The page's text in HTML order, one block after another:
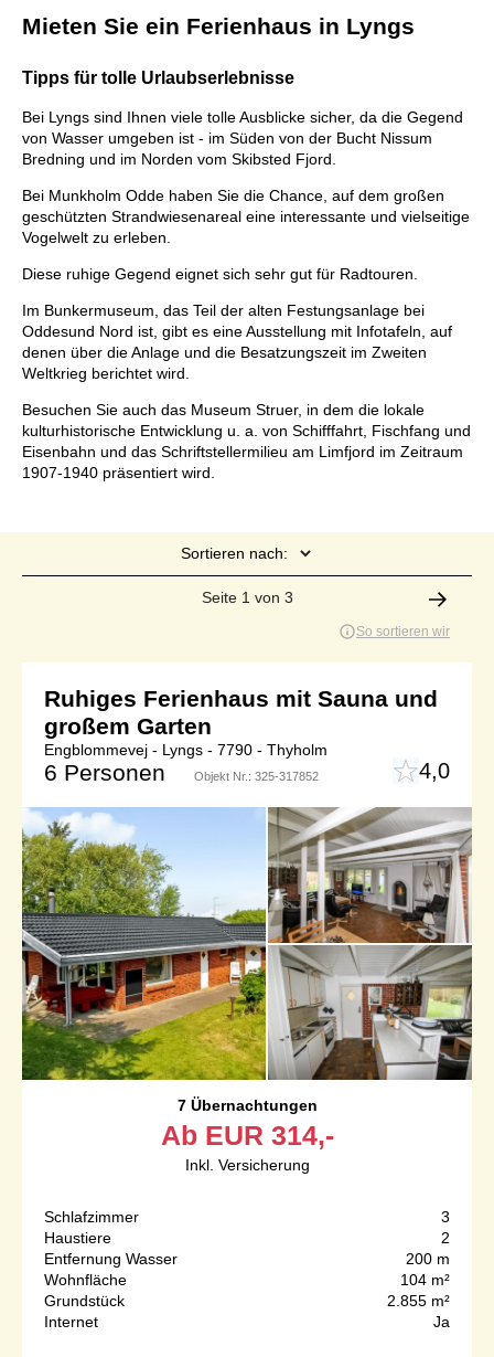
Mieten Sie ein Ferienhaus in Lyngs
Tipps für tolle Urlaubserlebnisse
Bei Lyngs sind Ihnen viele tolle Ausblicke sicher, da die Gegend
von Wasser umgeben ist - im Süden von der Bucht Nissum
Bredning und im Norden vom Skibsted Fjord.
Bei Munkholm Odde haben Sie die Chance, auf dem großen
geschützten Strandwiesenareal eine interessante und vielseitige
Vogelwelt zu erleben.
Diese ruhige Gegend eignet sich sehr gut für Radtouren.
Im Bunkermuseum, das Teil der alten Festungsanlage bei
Oddesund Nord ist, gibt es eine Ausstellung mit Infotafeln, auf
denen über die Anlage und die Besatzungszeit im Zweiten
Weltkrieg berichtet wird.
Besuchen Sie auch das Museum Struer, in dem die lokale
kulturhistorische Entwicklung u. a. von Schifffahrt, Fischfang und
Eisenbahn und das Schriftstellermilieu am Limfjord im Zeitraum
1907-1940 präsentiert wird.
Sortieren nach:
Seite 1 von 3
So sortieren wir
Ruhiges Ferienhaus mit Sauna und
großem Garten
Engblommevej - Lyngs - 7790 - Thyholm
6 Personen Objekt Nr.: 325-317852 4,0
7 Übernachtungen
Ab EUR 314,-
Inkl. Versicherung
Schlafzimmer
3
Haustiere
2
Entfernung Wasser
200 m
Wohnfläche
104 m²
Grundstück
2.855 m²
Internet
Ja